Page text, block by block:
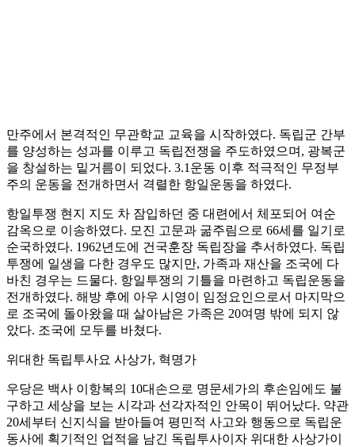
만주에서 본격적인 무관학교 교육을 시작하였다. 독립군 간부
를 양성하는 성과를 이루고 독립전쟁을 주도하였으며, 광복군
을 창설하는 밑거름이 되었다. 3.1운동 이후 적극적인 무정부
주의 운동을 전개하면서 격렬한 항일운동을 하였다.
항일투쟁 현지 지도 차 잠입하던 중 대련에서 체포되어 여순
감옥으로 이송하였다. 모진 고문과 굶주림으로 66세를 일기로
순국하였다. 1962년도에 건국훈장 독립장을 추서하였다. 독립
투쟁에 일생을 다한 경우도 많지만, 가족과 재산을 조국에 다
바친 경우는 드물다. 항일투쟁의 기틀을 마련하고 독립운동을
전개하였다. 해방 후에 아우 시영이 임정요인으로서 마지막으
로 조국에 돌아왔을 때 살아남은 가족은 20여명 밖에 되지 않
았다. 조국에 모두를 바쳤다.
위대한 독립투사요 사상가, 혁명가
우당은 백사 이항복의 10대손으로 명문세가의 후손임에도 불
구하고 세상을 보는 시각과 선각자적인 안목이 뛰어났다. 약관
20세부터 신지식을 받아들여 평민적 사고와 행동으로 독립운
동사에 획기적인 업적을 남긴 독립투사이자 위대한 사상가이